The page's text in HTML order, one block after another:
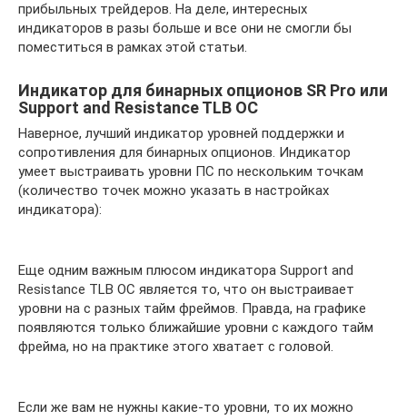
прибыльных трейдеров. На деле, интересных
индикаторов в разы больше и все они не смогли бы
поместиться в рамках этой статьи.
Индикатор для бинарных опционов SR Pro или
Support and Resistance TLB OC
Наверное, лучший индикатор уровней поддержки и
сопротивления для бинарных опционов. Индикатор
умеет выстраивать уровни ПС по нескольким точкам
(количество точек можно указать в настройках
индикатора):
Еще одним важным плюсом индикатора Support and
Resistance TLB OC является то, что он выстраивает
уровни на с разных тайм фреймов. Правда, на графике
появляются только ближайшие уровни с каждого тайм
фрейма, но на практике этого хватает с головой.
Если же вам не нужны какие-то уровни, то их можно